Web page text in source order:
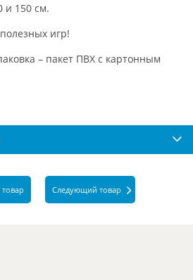
и 150 см.
игр!
– пакет ПВХ с картонным
Следующий товар